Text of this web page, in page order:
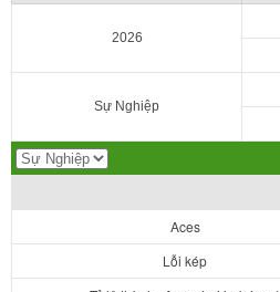
2026
Sự Nghiệp
Aces
Lỗi kép